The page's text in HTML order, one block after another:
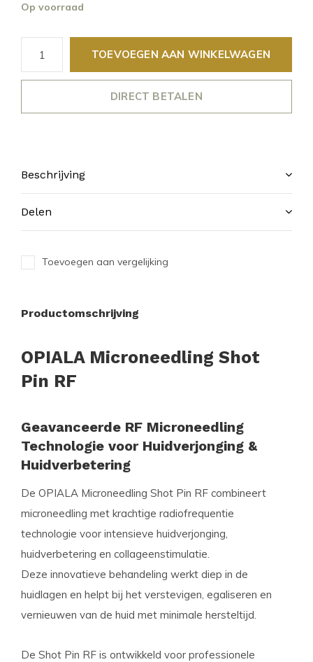
Op voorraad
TOEVOEGEN AAN WINKELWAGEN
DIRECT BETALEN
Beschrijving
Delen
Toevoegen aan vergelijking
Productomschrijving
OPIALA Microneedling Shot
Pin RF
Geavanceerde RF Microneedling
Technologie voor Huidverjonging &
Huidverbetering
De OPIALA Microneedling Shot Pin RF combineert
microneedling met krachtige radiofrequentie
technologie voor intensieve huidverjonging,
huidverbetering en collageenstimulatie.
Deze innovatieve behandeling werkt diep in de
huidlagen en helpt bij het verstevigen, egaliseren en
vernieuwen van de huid met minimale hersteltijd.
De Shot Pin RF is ontwikkeld voor professionele